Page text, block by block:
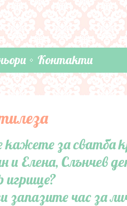
Контакти
кажете за сватба
Елена, Слънчев
игрище?
запазите час за